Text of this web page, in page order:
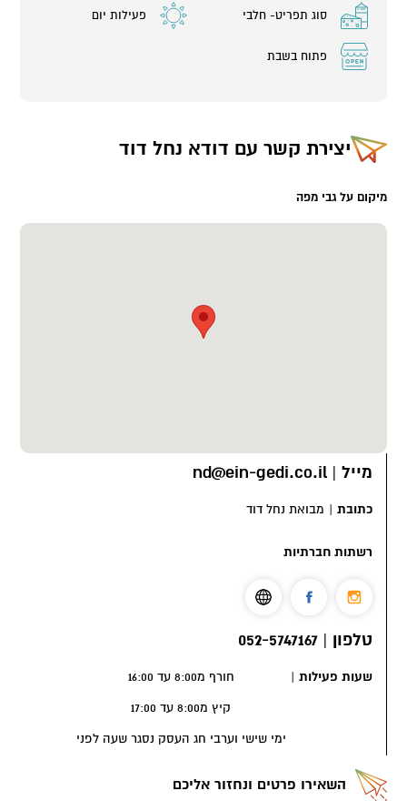
סוג תפריט- חלבי פעילות יום
פתוח בשבת
יצירת קשר עם דודא נחל דוד
מיקום על גבי מפה
מייל |
nd@ein-gedi.co.il
כתובת | מבואת נחל דוד
רשתות חברתיות
טלפון |
052-5747167
שעות פעילות |
חורף מ8:00 עד 16:00
קיץ מ8:00 עד 17:00
ימי שישי וערבי חג העסק נסגר שעה לפני
השאירו פרטים ונחזור אליכם